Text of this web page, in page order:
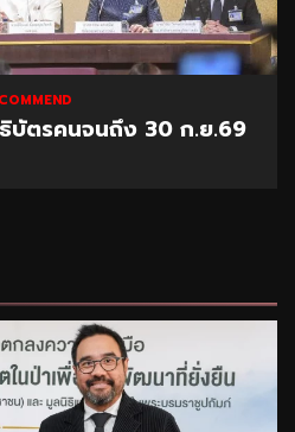
บัตรคนจนถึง 30 ก.ย.69